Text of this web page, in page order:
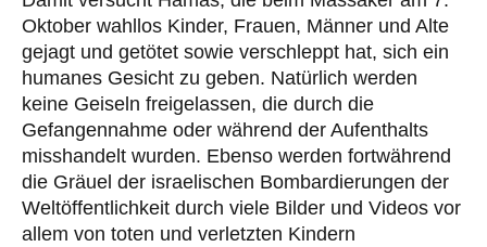
Oktober wahllos Kinder, Frauen, Männer und Alte
gejagt und getötet sowie verschleppt hat, sich ein
humanes Gesicht zu geben. Natürlich werden
keine Geiseln freigelassen, die durch die
Gefangennahme oder während der Aufenthalts
misshandelt wurden. Ebenso werden fortwährend
die Gräuel der israelischen Bombardierungen der
Weltöffentlichkeit durch viele Bilder und Videos vor
allem von toten und verletzten Kindern